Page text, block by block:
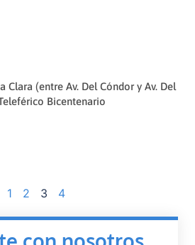
Clara (entre Av. Del Cóndor y Av. Del
Bicentenario
1 2 3 4